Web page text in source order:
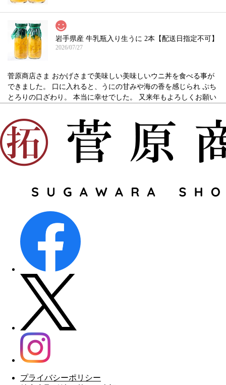
岩手県産 牛乳瓶入り生うに 2本【配送日指定不可】
2026/07/27
菅原商店さま おかげさまで美味しい美味しいウニ丼を食べる事が
できました。 口に入れると、うにの甘みや海の香を感じられ ぷち
とろりの口ざわり。 本当に幸せでした。 又来年もよろしくお願い
この度は当店をご利用いただき誠にありがとうござい
ました。ご希望の時期に無事お届けすることができ、
安心致しました。「本当に幸せでした。」とのお言葉
す。この度は心温まるレビューをお寄せいただき、あ
岩手県産 牛乳瓶入り生うに 6本【配送日指定不可】
2026/07/27
毎年年に2〜３回注文させていただいておりますが、おいしいで
す。ただ1度目は少し小さい粒のような気がしました。
いつも当店をご愛顧いただき、誠にありがとうござい
ます。毎年2〜3回もご注文いただき、長年にわたりご
愛顧いただいておりますこと、心より感謝申し上げま
す。 また、1度目は例年より少し小粒に感じられたと
的な不漁な上に、お客様が仰る通り、例年であれば身
プライバシーポリシー